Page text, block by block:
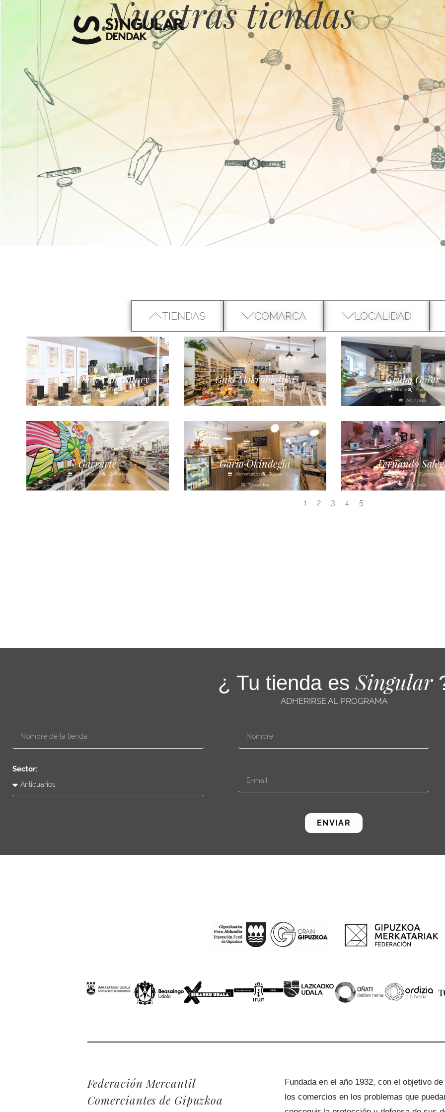
Nuestras tiendas
TIENDAS COMARCA LOCALIDAD
Hunky Dory Laboratory
Estética Donostia
Donostialdea
Guki Makrobiotika
Alimentación Tolosa
Tolosaldea
Grupo Goiur
Hogar Zumarraga
Alto Urola
Garrarte
Alimentación Donostia
Donostialdea
Garia Okindegia
Alimentación Tolosa
Tolosaldea
Fernando
Carnicería Zumarraga
Alto Urola
1 2 3 4 5
¿ Tu tienda esSingular
ADHERIRSE AL PROGRAMA
Sector:
ENVIAR
Federación Mercantil
Comerciantes de Gipuzkoa
Fundada en el año 1932, con el objetivo
los comercios en los problemas que